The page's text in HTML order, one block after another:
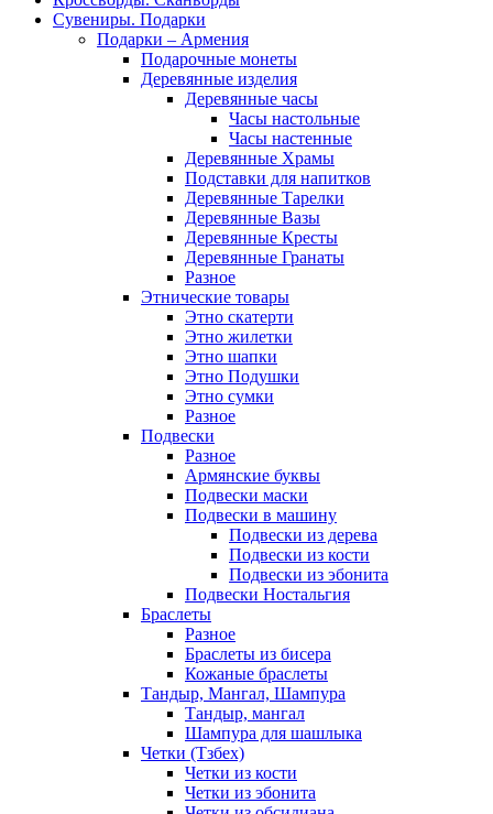
Сувениры. Подарки
Подарки – Армения
Подарочные монеты
Деревянные изделия
Деревянные часы
Часы настольные
Часы настенные
Деревянные Храмы
Подставки для напитков
Деревянные Тарелки
Деревянные Вазы
Деревянные Кресты
Деревянные Гранаты
Разное
Этнические товары
Этно скатерти
Этно жилетки
Этно шапки
Этно Подушки
Этно сумки
Разное
Подвески
Разное
Армянские буквы
Подвески маски
Подвески в машину
Подвески из дерева
Подвески из кости
Подвески из эбонита
Подвески Ностальгия
Браслеты
Разное
Браслеты из бисера
Кожаные браслеты
Тандыр, Мангал, Шампура
Тандыр, мангал
Шампура для шашлыка
Четки (Тзбех)
Четки из кости
Четки из эбонита